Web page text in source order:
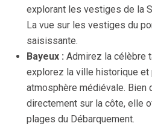
explorant les vestiges de la
La vue sur les vestiges du
saisissante.
Bayeux : Admirez la célèbre
explorez la ville historique et
atmosphère médiévale. Bien
directement sur la côte, elle
plages du Débarquement.